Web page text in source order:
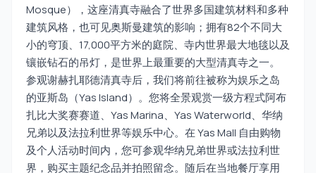
Mosque），这座清真寺融合了世界多国建筑材料和多种
建筑风格，也可见奥斯曼建筑的影响；拥有82个不同大
小的穹顶、17,000平方米的庭院、寺内世界最大地毯以及
镶嵌钻石的吊灯，是世界上最重要的大型清真寺之一。
参观谢赫扎耶德清真寺后，我们将前往被称为娱乐之岛
的亚斯岛（Yas Island）。您将全景观赏一级方程式阿布
扎比大奖赛赛道、Yas Marina、Yas Waterworld、华纳
兄弟以及法拉利世界等娱乐中心。在 Yas Mall 自由购物
及个人活动时间内，您可参观华纳兄弟世界或法拉利世
界，购买主题纪念品并拍照留念。随后在当地餐厅享用